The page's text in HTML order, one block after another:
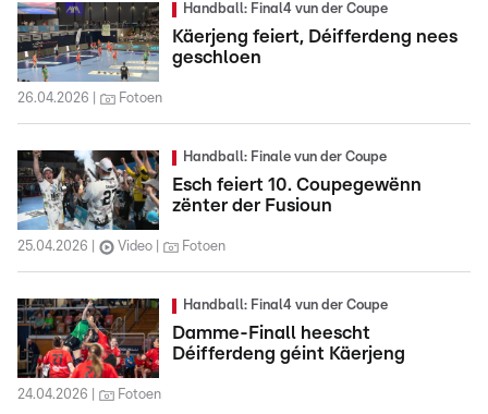
Handball: Final4 vun der Coupe
Käerjeng feiert, Déifferdeng nees
geschloen
26.04.2026 Fotoen
Handball: Finale vun der Coupe
Esch feiert 10. Coupegewënn
zënter der Fusioun
25.04.2026 Video Fotoen
Handball: Final4 vun der Coupe
Damme-Finall heescht
Déifferdeng géint Käerjeng
24.04.2026 Fotoen